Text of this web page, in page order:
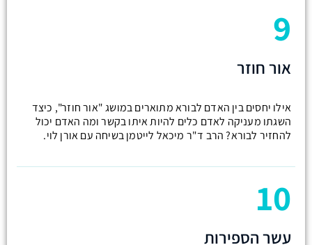
9
אור חוזר
אילו יחסים בין האדם לבורא מתוארים במושג "אור חוזר", כיצד
השגתו מעניקה לאדם כלים להיות איתו בקשר ומה האדם יכול
להחזיר לבורא? הרב ד"ר מיכאל לייטמן בשיחה עם אורן לוי.
10
עשר הספירות